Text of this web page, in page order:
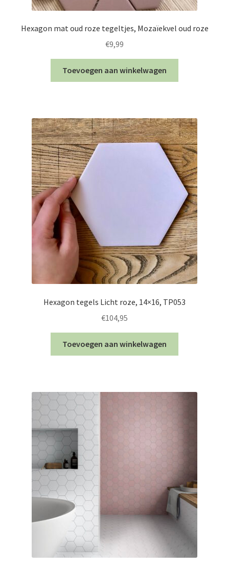
Hexagon mat oud roze tegeltjes, Mozaïekvel oud roze
€9,99
Toevoegen aan winkelwagen
Hexagon tegels Licht roze, 14×16, TP053
€104,95
Toevoegen aan winkelwagen